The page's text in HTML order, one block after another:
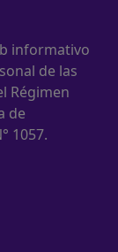
informativo
de las
Régimen
de
1057.